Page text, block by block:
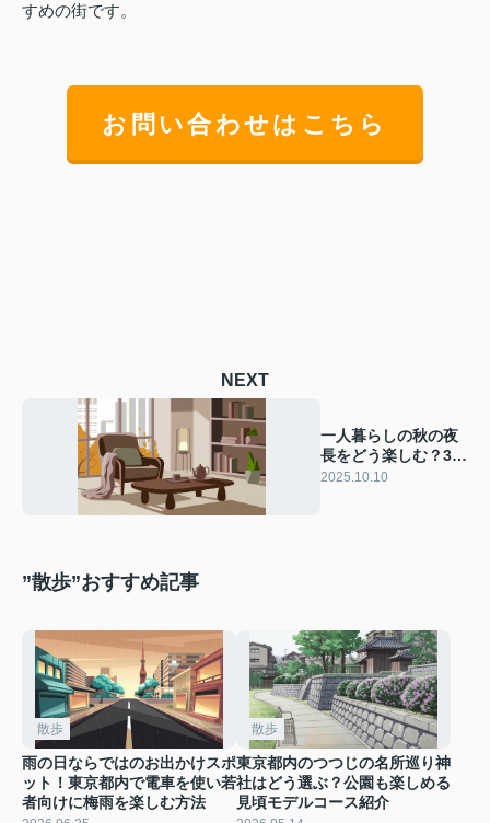
すめの街です。
お問い合わせはこちら
NEXT
一人暮らしの秋の夜
長をどう楽しむ？30
代40代がひとりでの
2025.10.10
”散歩”おすすめ記事
散歩
雨の日ならではのお出かけスポ
ット！東京都内で電車を使い若
者向けに梅雨を楽しむ方法
散歩
東京都内のつつじの名所巡り神
社はどう選ぶ？公園も楽しめる
見頃モデルコース紹介